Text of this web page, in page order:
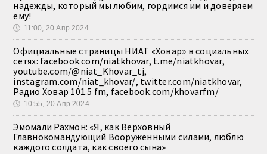
надежды, который мы любим, гордимся им и доверяем
ему!
🕔 11:00, 20.Апр 2024
Официальные страницы НИАТ «Ховар» в социальных
сетях: facebook.com/niatkhovar, t.me/niatkhovar,
youtube.com/@niat_Khovar_tj,
instagram.com/niat_khovar/, twitter.com/niatkhovar,
Радио Ховар 101.5 fm, facebook.com/khovarfm/
🕔 10:55, 20.Апр 2024
Эмомали Рахмон: «Я, как Верховный
Главнокомандующий Вооружёнными силами, люблю
каждого солдата, как своего сына»